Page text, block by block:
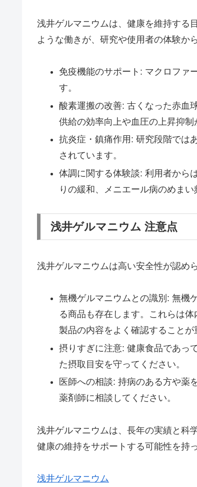
浅井ゲルマニウムは、健康を維持する
ような働きが、研究や使用者の体験か
免疫機能のサポート: マクロファ
す。
酸素運搬の改善: 古くなった赤血
供給の効率向上や血圧の上昇抑制
抗炎症・鎮痛作用: 研究段階では
されています。
体調に関する体験談: 利用者から
りの緩和、メニエール病のめま
浅井ゲルマニウム 注意点
浅井ゲルマニウムは高い安全性が認め
無機ゲルマニウムとの識別: 無機
る商品も存在します。これらは
製品の内容をよく確認することが
摂りすぎに注意: 健康食品であっ
た摂取目安を守ってください。
医師への相談: 持病のある方や薬
薬剤師に相談してください。
浅井ゲルマニウムは、長年の実績と科
健康の維持をサポートする可能性を持
浅井ゲルマニウム